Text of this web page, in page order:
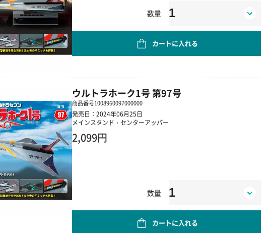
数量
カートに入れる
ウルトラホーク1号 第97号
商品番号1008960097000000
発売日：2024年06月25日
メインスタンド・センターアッパー
2,099円
数量
カートに入れる